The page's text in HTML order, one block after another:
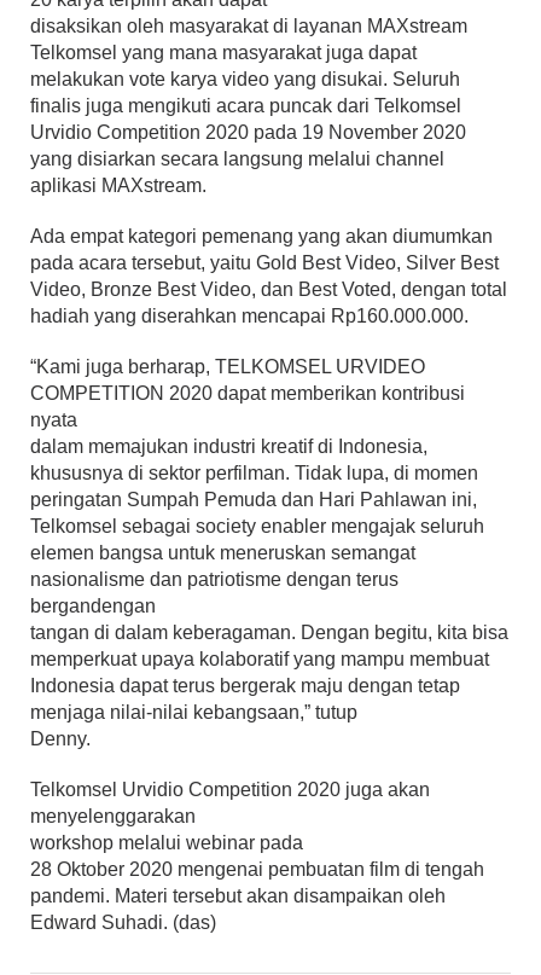
disaksikan oleh masyarakat di layanan MAXstream
Telkomsel yang mana masyarakat juga dapat
melakukan vote karya video yang disukai. Seluruh
finalis juga mengikuti acara puncak dari Telkomsel
Urvidio Competition 2020 pada 19 November 2020
yang disiarkan secara langsung melalui channel
aplikasi MAXstream.
Ada empat kategori pemenang yang akan diumumkan
pada acara tersebut, yaitu Gold Best Video, Silver Best
Video, Bronze Best Video, dan Best Voted, dengan total
hadiah yang diserahkan mencapai Rp160.000.000.
“Kami juga berharap, TELKOMSEL URVIDEO
COMPETITION 2020 dapat memberikan kontribusi
nyata
dalam memajukan industri kreatif di Indonesia,
khususnya di sektor perfilman. Tidak lupa, di momen
peringatan Sumpah Pemuda dan Hari Pahlawan ini,
Telkomsel sebagai society enabler mengajak seluruh
elemen bangsa untuk meneruskan semangat
nasionalisme dan patriotisme dengan terus
bergandengan
tangan di dalam keberagaman. Dengan begitu, kita bisa
memperkuat upaya kolaboratif yang mampu membuat
Indonesia dapat terus bergerak maju dengan tetap
menjaga nilai-nilai kebangsaan,” tutup
Denny.
Telkomsel Urvidio Competition 2020 juga akan
menyelenggarakan
workshop melalui webinar pada
28 Oktober 2020 mengenai pembuatan film di tengah
pandemi. Materi tersebut akan disampaikan oleh
Edward Suhadi. (das)